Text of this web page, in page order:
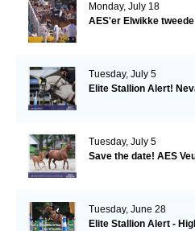
Monday, July 18
AES'er Elwikke
Tuesday, July 5
Elite Stallion Alert!
Tuesday, July 5
Save the date! AES
Tuesday, June 28
Elite Stallion Alert -